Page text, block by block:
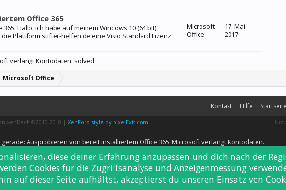
Office 365
Hallo, ich habe auf meinem Windows 10 (64 bit)
Plattform stifter-helfen.de eine Visio Standard Lizenz
Microsoft
Office
17. Mai
2017
verlangt Kontodaten. solved
Microsoft Office
Kontakt Hilfe Startseite
xenDach ©2010-2018 | XenForo style by pixelExit.com
Ausprobieren von bereit installiertem Office 365: Microsoft verlangt Kontodaten.
diese deiner Erfahrung anzupassen und dich nach der
Cookies für die Zugriffsanalyse und Anzeigenmessung
auf dieser Seite aufhältst, akzeptierst du unseren Einsatz von